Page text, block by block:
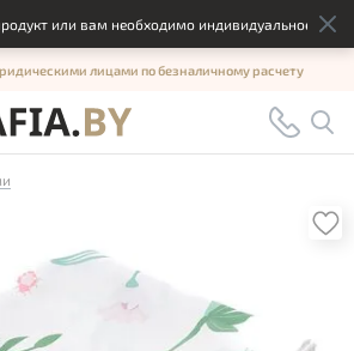
или вам необходимо индивидуальное
лицами по безналичному расчету